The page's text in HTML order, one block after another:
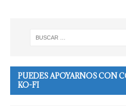
PUEDES APOYARNOS CON
KO-FI